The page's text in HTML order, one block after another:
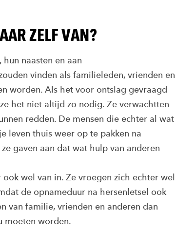
ZELF VAN?
naasten en aan
vinden als familieleden, vrienden en
worden. Als het voor ontslag gevraagd
het niet altijd zo nodig. Ze verwachtten
redden. De mensen die echter al wat
leven thuis weer op te pakken na
gaven aan dat wat hulp van anderen
wel van in. Ze vroegen zich echter wel
de opnameduur na hersenletsel ook
van familie, vrienden en anderen dan
moeten worden.